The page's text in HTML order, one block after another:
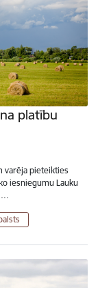
platību
varēja pieteikties
iesniegumu Lauku
…